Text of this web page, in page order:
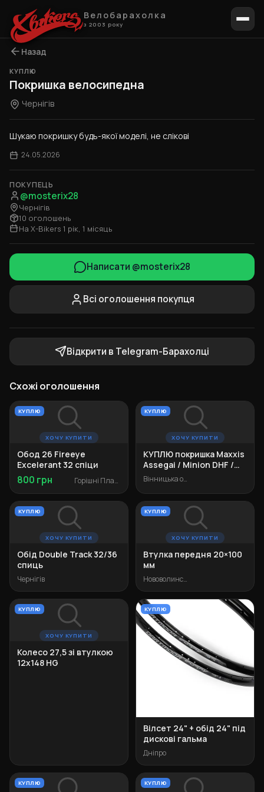
Велобарахолка
з 2003 року
Назад
КУПЛЮ
Покришка велосипедна
Чернігів
Шукаю покришку будь-якої моделі, не слікові
24.05.2026
ПОКУПЕЦЬ
@mosterix28
Чернігів
10 оголошень
На X-Bikers 1 рік, 1 місяць
Написати @mosterix28
Всі оголошення покупця
Відкрити в Telegram-Барахолці
Схожі оголошення
ХОЧУ КУПИТИ
КУПЛЮ
Обод 26 Fireeye
Excelerant 32 спіци
800 грн Горішні Плавні
ХОЧУ КУПИТИ
КУПЛЮ
КУПЛЮ покришка Maxxis
Assegai / Minion DHF /
Minion DHR II 26"
Вінницька область
ХОЧУ КУПИТИ
КУПЛЮ
Обід Double Track 32/36
спиць
Чернігів
ХОЧУ КУПИТИ
КУПЛЮ
Втулка передня 20×100
мм
Нововолинськ
ХОЧУ КУПИТИ
КУПЛЮ
Колесо 27,5 зі втулкою
12х148 HG
КУПЛЮ
Вілсет 24" + обід 24" під
дискові гальма
Дніпро
КУПЛЮ КУПЛЮ